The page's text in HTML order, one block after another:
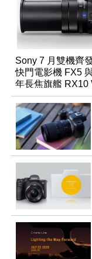
Sony 7 月雙機齊
快門電影機 FX5
年長焦旗艦 RX10
登場